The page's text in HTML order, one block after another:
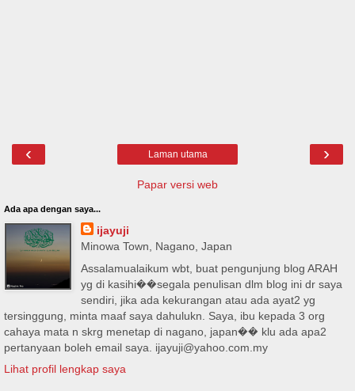
‹ ›
Laman utama
Papar versi web
Ada apa dengan saya...
ijayuji
Minowa Town, Nagano, Japan
Assalamualaikum wbt, buat pengunjung blog ARAH
yg di kasihi��segala penulisan dlm blog ini dr saya
sendiri, jika ada kekurangan atau ada ayat2 yg
tersinggung, minta maaf saya dahulukn. Saya, ibu kepada 3 org
cahaya mata n skrg menetap di nagano, japan�� klu ada apa2
pertanyaan boleh email saya. ijayuji@yahoo.com.my
Lihat profil lengkap saya